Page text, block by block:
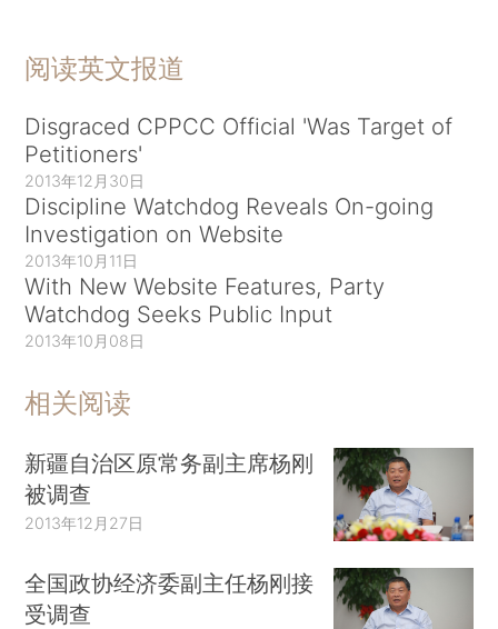
阅读英文报道
Disgraced CPPCC Official 'Was Target of
Petitioners'
2013年12月30日
Discipline Watchdog Reveals On-going
Investigation on Website
2013年10月11日
With New Website Features, Party
Watchdog Seeks Public Input
2013年10月08日
相关阅读
新疆自治区原常务副主席杨刚
被调查
2013年12月27日
全国政协经济委副主任杨刚接
受调查